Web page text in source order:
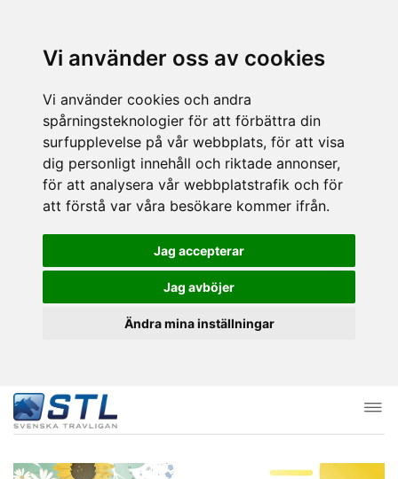
Vi använder oss av cookies
Vi använder cookies och andra
spårningsteknologier för att förbättra din
surfupplevelse på vår webbplats, för att visa
dig personligt innehåll och riktade annonser,
för att analysera vår webbplatstrafik och för
att förstå var våra besökare kommer ifrån.
Jag accepterar
Jag avböjer
Ändra mina inställningar